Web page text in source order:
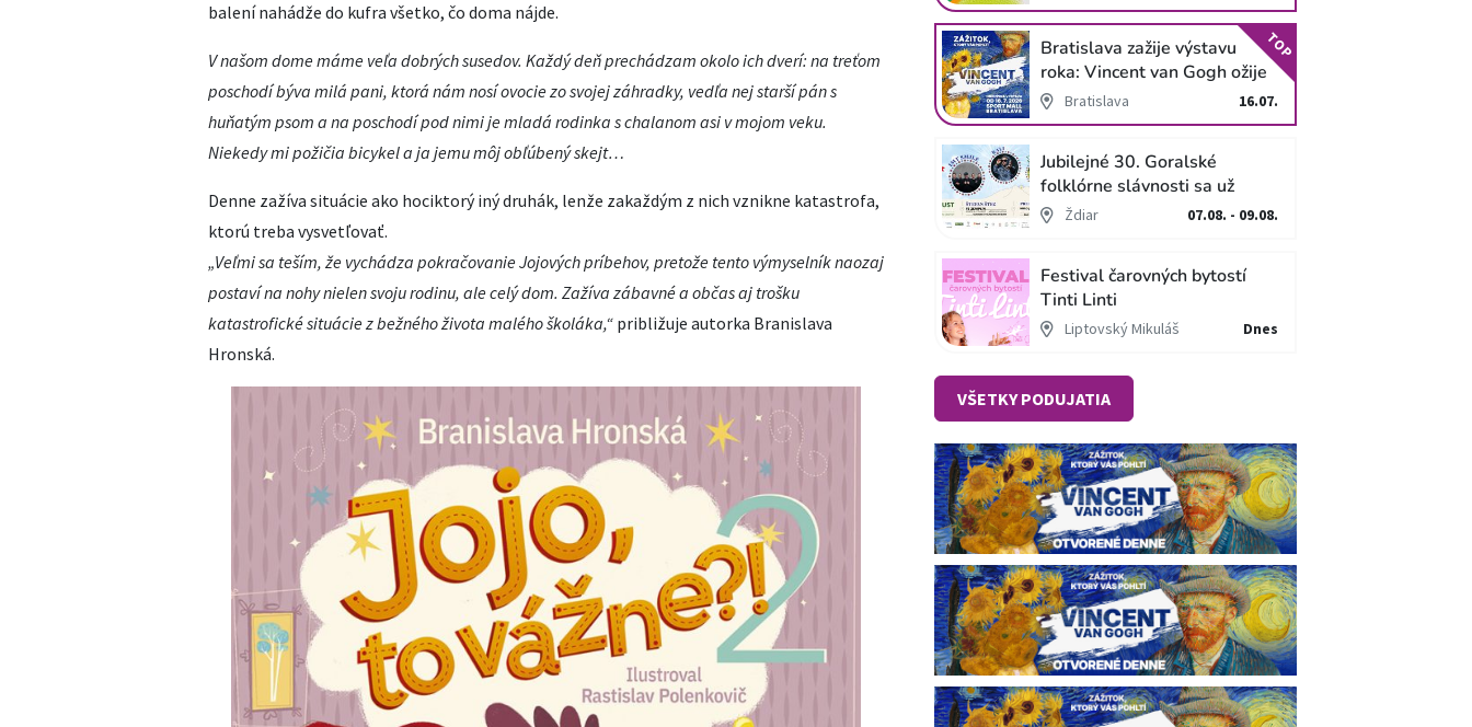
balení nahádže do kufra všetko, čo doma nájde.
V našom dome máme veľa dobrých susedov. Každý deň prechádzam okolo ich dverí: na treťom
poschodí býva milá pani, ktorá nám nosí ovocie zo svojej záhradky, vedľa nej starší pán s
huňatým psom a na poschodí pod nimi je mladá rodinka s chalanom asi v mojom veku.
Niekedy mi požičia bicykel a ja jemu môj obľúbený skejt…
Denne zažíva situácie ako hociktorý iný druhák, lenže zakaždým z nich vznikne katastrofa,
ktorú treba vysvetľovať.
„Veľmi sa teším, že vychádza pokračovanie Jojových príbehov, pretože tento výmyselník naozaj
postaví na nohy nielen svoju rodinu, ale celý dom. Zažíva zábavné a občas aj trošku
katastrofické situácie z bežného života malého školáka,“ približuje autorka Branislava
Hronská.
Bratislava zažije výstavu
roka: Vincent van Gogh ožije
v unikátnej imerzívnej šou!
Bratislava 16.07.
TOP
Jubilejné 30. Goralské
folklórne slávnosti sa už
blížiaŽdiar 07.08. - 09.08.
Festival čarovných bytostí
Tinti Linti
Liptovský Mikuláš Dnes
VŠETKY PODUJATIA